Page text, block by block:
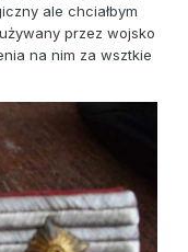
ale chciałbym
przez wojsko
na nim za wsztkie